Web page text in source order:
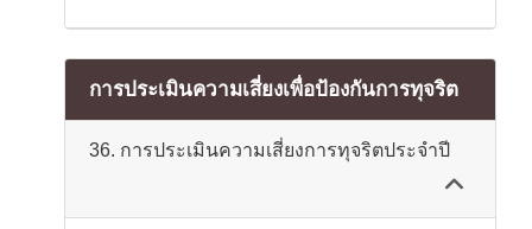
การประเมินความเสี่ยงเพื่อป้องกันการทุจริต
36. การประเมินความเสี่ยงการทุจริตประจำปี